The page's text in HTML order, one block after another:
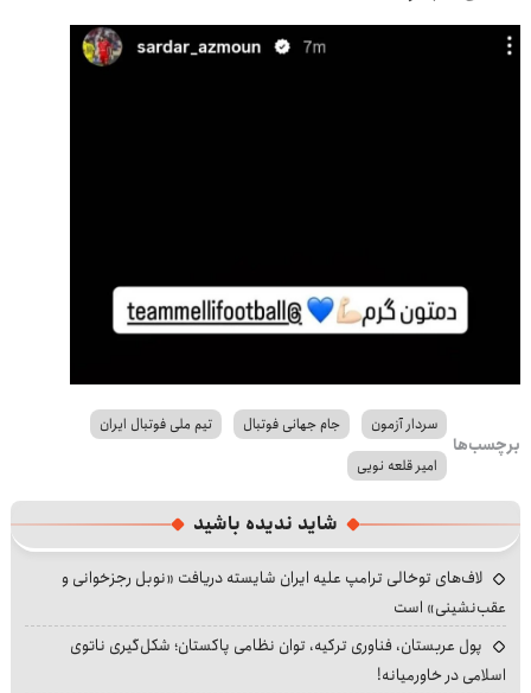
برچسب‌ها
سردار آزمون جام جهانی فوتبال
تیم ملی فوتبال ایران
امیر قلعه نویی
شاید ندیده باشید
لاف‌های توخالی ترامپ علیه ایران شایسته دریافت «نوبل رجزخوانی و
عقب‌نشینی» است
پول عربستان، فناوری ترکیه، توان نظامی پاکستان؛ شکل‌گیری ناتوی
اسلامی در خاورمیانه!